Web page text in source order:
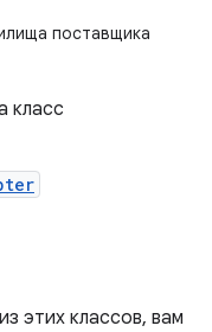
поставщика
класс
этих классов, вам